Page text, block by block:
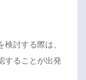
検討する際は、
することが出発